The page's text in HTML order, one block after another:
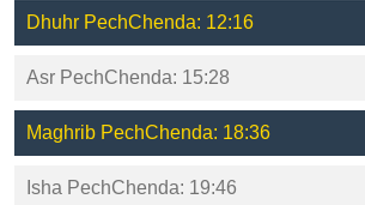
Dhuhr PechChenda: 12:16
Asr PechChenda: 15:28
Maghrib PechChenda: 18:36
Isha PechChenda: 19:46